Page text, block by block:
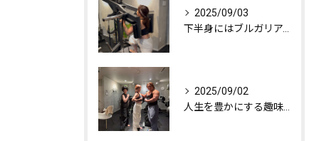
2025/09/03
2025/09/02